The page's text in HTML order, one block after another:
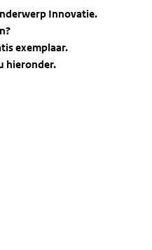
Innovatie.
exemplaar.
hieronder.